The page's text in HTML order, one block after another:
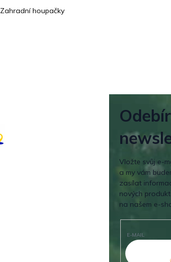
Zahradní houpačky
Vložte svůj e-
a my vám
zasílat
nových
na našem e-
E-MAIL